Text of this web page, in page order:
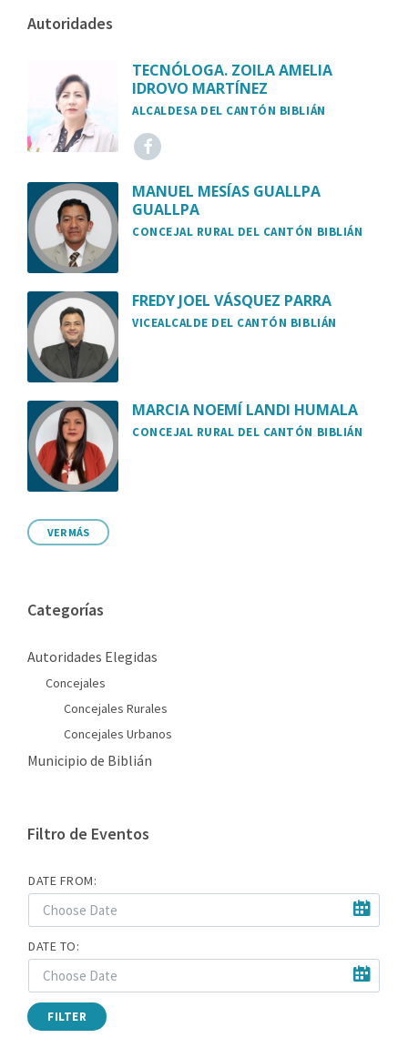
Autoridades
TECNÓLOGA. ZOILA AMELIA
IDROVO MARTÍNEZ
ALCALDESA DEL CANTÓN BIBLIÁN
MANUEL MESÍAS GUALLPA
GUALLPA
CONCEJAL RURAL DEL CANTÓN BIBLIÁN
FREDY JOEL VÁSQUEZ PARRA
VICEALCALDE DEL CANTÓN BIBLIÁN
MARCIA NOEMÍ LANDI HUMALA
CONCEJAL RURAL DEL CANTÓN BIBLIÁN
VER MÁS
Categorías
Autoridades Elegidas
Concejales
Concejales Rurales
Concejales Urbanos
Municipio de Biblián
Filtro de Eventos
DATE FROM:
DATE TO:
FILTER